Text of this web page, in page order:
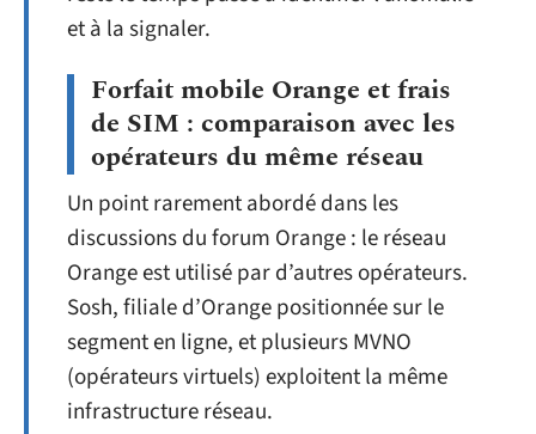
et à la signaler.
Forfait mobile Orange et frais
de SIM : comparaison avec les
opérateurs du même réseau
Un point rarement abordé dans les
discussions du forum Orange : le réseau
Orange est utilisé par d’autres opérateurs.
Sosh, filiale d’Orange positionnée sur le
segment en ligne, et plusieurs MVNO
(opérateurs virtuels) exploitent la même
infrastructure réseau.